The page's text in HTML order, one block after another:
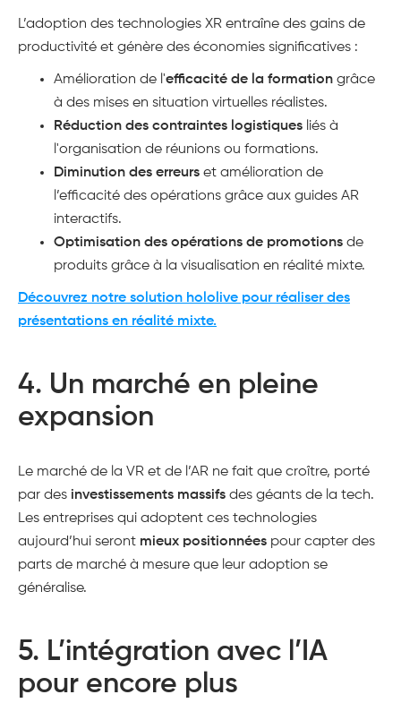
L’adoption des technologies XR entraîne des gains de
productivité et génère des économies significatives :
Amélioration de l'efficacité de la formation grâce
à des mises en situation virtuelles réalistes.
Réduction des contraintes logistiques liés à
l'organisation de réunions ou formations.
Diminution des erreurs et amélioration de
l’efficacité des opérations grâce aux guides AR
interactifs.
Optimisation des opérations de promotions de
produits grâce à la visualisation en réalité mixte​.
Découvrez notre solution hololive pour réaliser des
présentations en réalité mixte.
4. Un marché en pleine
expansion
Le marché de la VR et de l’AR ne fait que croître, porté
par des investissements massifs des géants de la tech.
Les entreprises qui adoptent ces technologies
aujourd’hui seront mieux positionnées pour capter des
parts de marché à mesure que leur adoption se
généralise​.
5. L’intégration avec l’IA
pour encore plus